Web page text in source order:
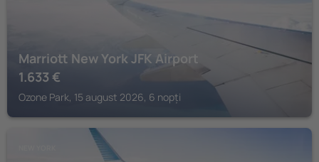
Marriott New York JFK Airport
1.633 €
Ozone Park, 15 august 2026, 6 nopți